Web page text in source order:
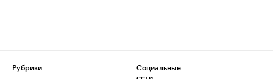
Рубрики
Социальные